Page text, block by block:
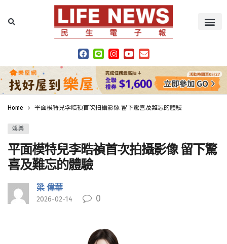
Home 平面模特兒李晧禎首次拍攝影像 留下驚喜及難忘的體驗
娛樂
平面模特兒李晧禎首次拍攝影像 留下驚
喜及難忘的體驗
梁 偉華
2026-02-14 0